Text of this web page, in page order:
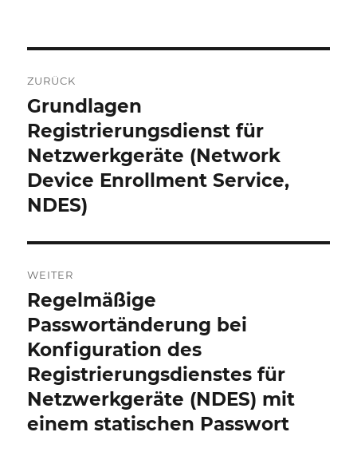
Navigation
ZURÜCK
Vorheriger
Beitrag:
Grundlagen
Registrierungsdienst für
Netzwerkgeräte (Network
Device Enrollment Service,
NDES)
WEITER
Nächster
Beitrag:
Regelmäßige
Passwortänderung bei
Konfiguration des
Registrierungsdienstes für
Netzwerkgeräte (NDES) mit
einem statischen Passwort